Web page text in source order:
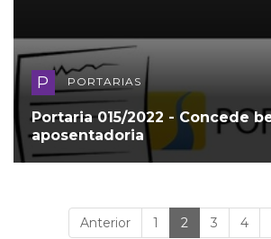
P PORTARIAS
Portaria 015/2022 - Concede
aposentadoria
Anterior 1 2(Atual)
3 4